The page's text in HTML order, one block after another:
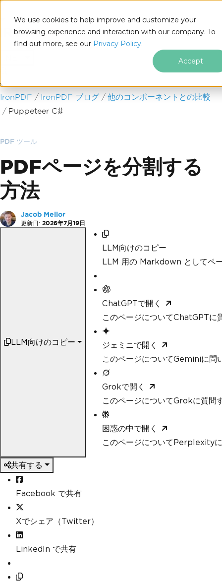
We use cookies to help improve and customize your
browsing experience and interaction with our company. To
find out more, see our Privacy Policy.
Accept
フッターコンテンツにスキップ
IronPDF IronPDF ブログ
他のコンポーネントとの比較
Puppeteer C#
PDF ツール
PDFページを分割する
方法
Jacob Mellor
更新日: 2026年7月19日
LLM向けのコピー
LLM向けのコピー
LLM 用の Markdown としてペ
ChatGPTで開く
このページについてChatGPTに
ジェミニで開く
このページについてGeminiに問
Grokで開く
このページについてGrokに質問
困惑の中で開く
このページについてPerplexity
共有する
Facebook で共有
Xでシェア（Twitter）
LinkedIn で共有